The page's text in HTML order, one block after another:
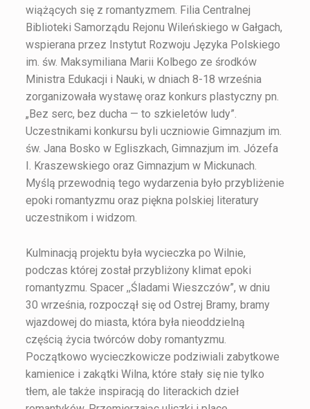
wiążących się z romantyzmem. Filia Centralnej
Biblioteki Samorządu Rejonu Wileńskiego w Gałgach,
wspierana przez Instytut Rozwoju Języka Polskiego
im. św. Maksymiliana Marii Kolbego ze środków
Ministra Edukacji i Nauki, w dniach 8-18 września
zorganizowała wystawę oraz konkurs plastyczny pn.
„Bez serc, bez ducha — to szkieletów ludy”.
Uczestnikami konkursu byli uczniowie Gimnazjum im.
św. Jana Bosko w Egliszkach, Gimnazjum im. Józefa
I. Kraszewskiego oraz Gimnazjum w Mickunach.
Myślą przewodnią tego wydarzenia było przybliżenie
epoki romantyzmu oraz piękna polskiej literatury
uczestnikom i widzom.
Kulminacją projektu była wycieczka po Wilnie,
podczas której został przybliżony klimat epoki
romantyzmu. Spacer ,,Śladami Wieszczów”, w dniu
30 września, rozpoczął się od Ostrej Bramy, bramy
wjazdowej do miasta, która była nieoddzielną
częścią życia twórców doby romantyzmu.
Początkowo wycieczkowicze podziwiali zabytkowe
kamienice i zakątki Wilna, które stały się nie tylko
tłem, ale także inspiracją do literackich dzieł